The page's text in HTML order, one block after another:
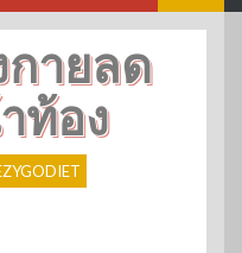
ายลด
ท้อง